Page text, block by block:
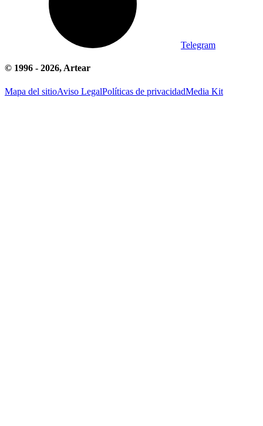
Telegram
© 1996 - 2026, Artear
Mapa del sitioAviso LegalPolíticas de privacidadMedia Kit